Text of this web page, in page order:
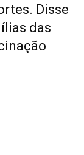
Disse
das